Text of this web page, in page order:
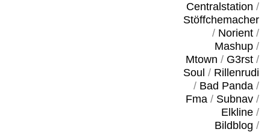
Centralstation /
Stöffchemacher
/ Norient/
Mashup/
Mtown / G3rst/
Soul / Rillenrudi
/ Bad Panda/
Fma/ Subnav/
Elkline/
Bildblog /